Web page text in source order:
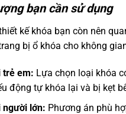
bạn cần sử dụng
kế khóa bạn còn nên
bị ổ khóa cho không
trẻ em: Lựa chọn loại khóa
động tự khóa lại và bị kẹt
người lớn: Phương án phù